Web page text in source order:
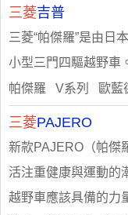
三菱吉普
三菱“帕傑羅”是由日
小型三門四驅越野車
帕傑羅 V系列 歐藍
三菱PAJERO
新款PAJERO（帕傑
活注重健康與運動的
越野車應該具備的力